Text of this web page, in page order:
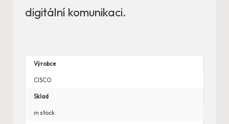
digitální komunikaci.
Výrobce
CISCO
Sklad
in stock